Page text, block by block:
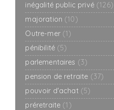
inégalité public privé (126)
majoration (10)
Outre-mer (1)
pénibilité (5)
parlementaires (3)
pension de retraite (37)
pouvoir d'achat (5)
préretraite (1)